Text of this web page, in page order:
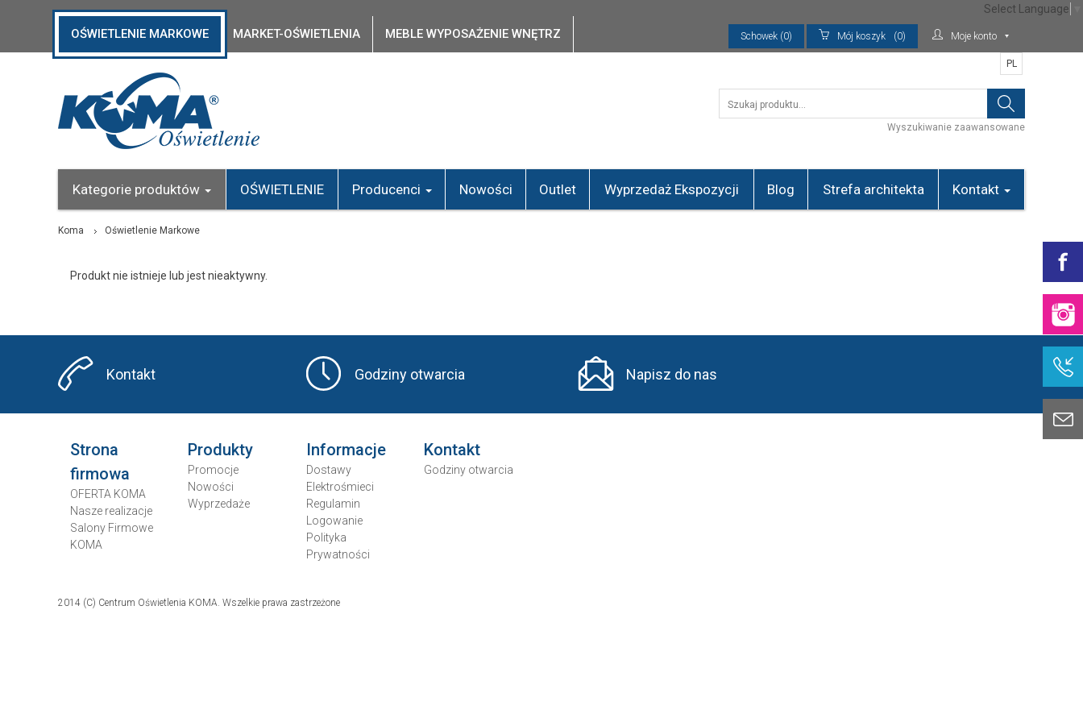
OŚWIETLENIE MARKOWE MARKET-OŚWIETLENIA MEBLE WYPOSAŻENIE WNĘTRZ Schowek (0) Mój koszyk (0) Moje konto
Wyszukiwanie zaawansowane
PL
Kategorie produktów OŚWIETLENIE Producenci Nowości Outlet Wyprzedaż Ekspozycji Blog Strefa architekta Kontakt
Koma Oświetlenie Markowe
Produkt nie istnieje lub jest nieaktywny.
Kontakt Godziny otwarcia Napisz do nas
Strona
firmowa
OFERTA KOMA
Nasze realizacje
Salony Firmowe
KOMA
Produkty
Promocje
Nowości
Wyprzedaże
Informacje
Dostawy
Elektrośmieci
Regulamin
Logowanie
Polityka
Prywatności
Kontakt
Godziny otwarcia
2014 (C) Centrum Oświetlenia KOMA. Wszelkie prawa zastrzeżone
Select Language